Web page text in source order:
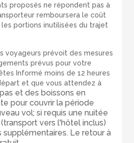
proposés ne répondent pas à
remboursera le coût
portions inutilisées du trajet
voyageurs prévoit des mesures
prévus pour votre
Informé moins de 12 heures
et que vous attendez à
et des boissons en
pour couvrir la période
vol; si requis une nuitée
vers l'hôtel inclus)
supplémentaires. Le retour à